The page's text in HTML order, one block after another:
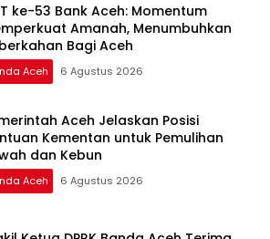
ke-53 Bank Aceh: Momentum
Amanah, Menumbuhkan
Bagi Aceh
Aceh 6 Agustus 2026
Aceh Jelaskan Posisi
Kementan untuk Pemulihan
dan Kebun
Aceh 6 Agustus 2026